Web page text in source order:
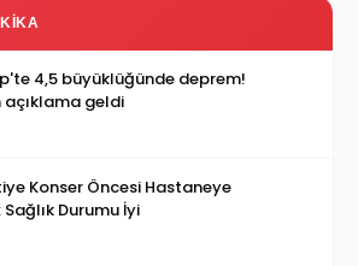
4,5 büyüklüğünde deprem!
açıklama geldi
Konser Öncesi Hastaneye
Sağlık Durumu İyi